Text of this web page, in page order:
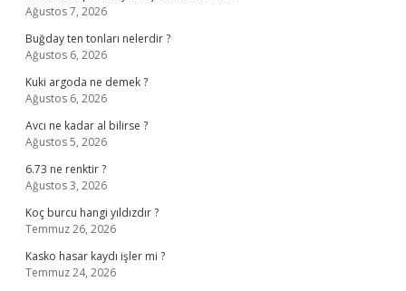
Ağustos 7, 2026
Buğday ten tonları nelerdir ?
Ağustos 6, 2026
Kuki argoda ne demek ?
Ağustos 6, 2026
Avcı ne kadar al bilirse ?
Ağustos 5, 2026
6.73 ne renktir ?
Ağustos 3, 2026
Koç burcu hangi yıldızdır ?
Temmuz 26, 2026
Kasko hasar kaydı işler mi ?
Temmuz 24, 2026